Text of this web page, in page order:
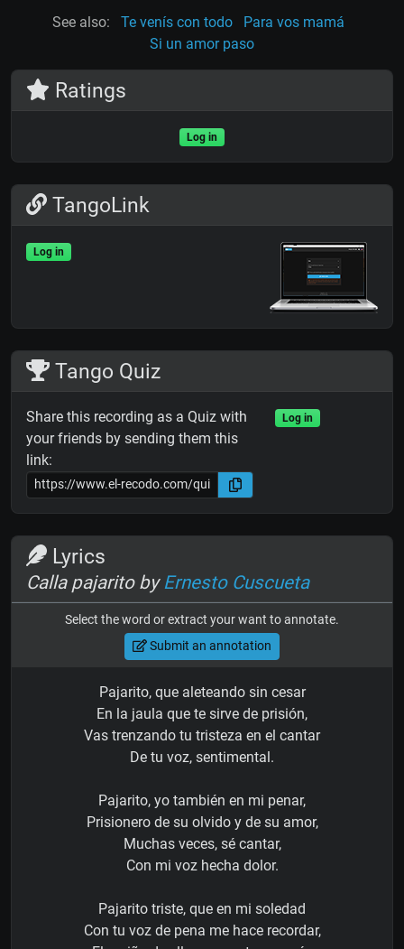
See also: Te venís con todo
Para vos mamá
Si un amor paso
Ratings
Log in
TangoLink
Log in
Tango Quiz
Share this recording as a Quiz with
your friends by sending them this
link:
Log in
Lyrics
Calla pajarito byErnesto Cuscueta
Select the word or extract your want to annotate.
Submit an annotation
Pajarito, que aleteando sin cesar
En la jaula que te sirve de prisión,
Vas trenzando tu tristeza en el cantar
De tu voz, sentimental.
Pajarito, yo también en mi penar,
Prisionero de su olvido y de su amor,
Muchas veces, sé cantar,
Con mi voz hecha dolor.
Pajarito triste, que en mi soledad
Con tu voz de pena me hace recordar,